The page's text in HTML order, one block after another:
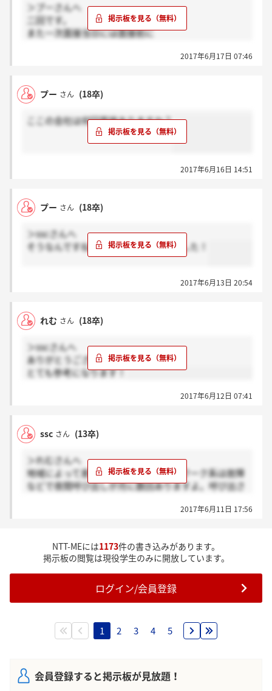
＞プーさんへ
二回です。
また一次面接当日には面接前に
2017年6月17日 07:46
プー さん (18卒)
ここの会社は何回面接ありますか？
2017年6月16日 14:51
プー さん (18卒)
＞sscさんへ
そうなんですね！ありがとうございました！
2017年6月13日 20:54
れむ さん (18卒)
＞sscさんへ
ありがとうございます。
とても参考になります！
2017年6月12日 07:41
ssc さん (13卒)
＞れむさんへ
地域によって差もありますが、ネットワーク系は故障
などで夜間呼び出しが月に数回ありますよ。呼び出さ
福利厚生や給料は基本的に同じだと思います。2017年6月11日 17:56
NTT-MEには1173件の書き込みがあります。
掲示板の閲覧は現役学生のみに開放しています。
ログイン/会員登録
1 2 3 4 5
会員登録すると掲示板が見放題！